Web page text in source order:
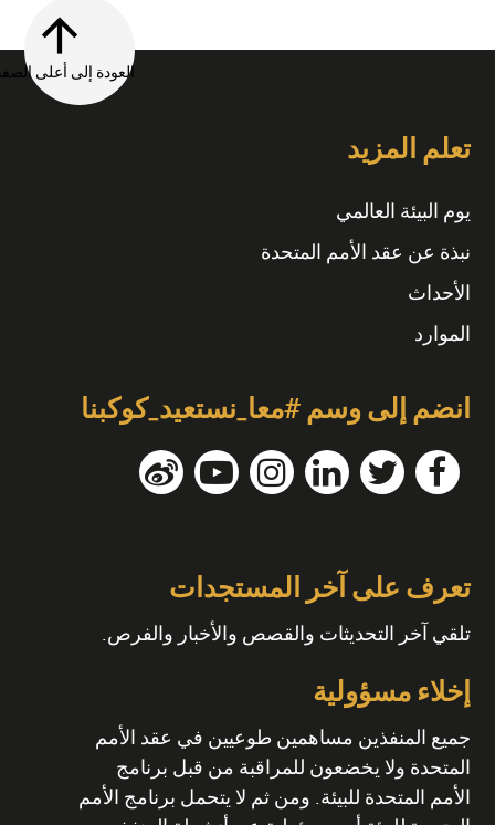
العودة إلى أعلى الصفحة
تعلم المزيد
يوم البيئة العالمي
نبذة عن عقد الأمم المتحدة
الأحداث
الموارد
انضم إلى وسم #معا_نستعيد_كوكبنا
تعرف على آخر المستجدات
تلقي آخر التحديثات والقصص والأخبار والفرص.
إخلاء مسؤولية
جميع المنفذين مساهمين طوعيين في عقد الأمم
المتحدة ولا يخضعون للمراقبة من قبل برنامج
الأمم المتحدة للبيئة. ومن ثم لا يتحمل برنامج الأمم